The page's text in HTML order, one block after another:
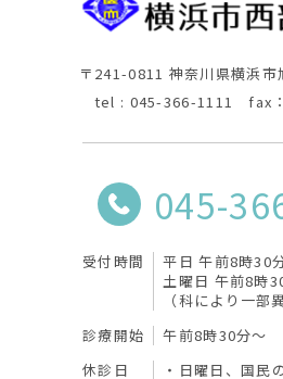
〒241-0811 神奈川県横浜
tel : 045-366-1111 fax
045-
受付時間
平日 午前8時30
土曜日 午前8時
（科により一部
診療開始
午前8時30分〜
休診日
日曜日、国民